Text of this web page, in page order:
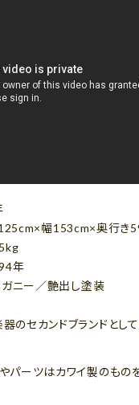
125cm×幅153cm×奥行き
年
ー／艶出し塗装
のセカンドブランドとし
パーツはカワイ製のもの